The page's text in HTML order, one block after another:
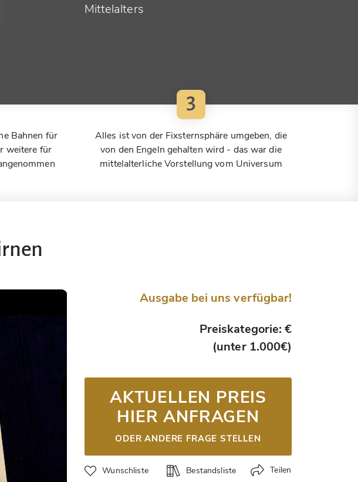
Mittelalters
Bahnen für
weitere für
3
Alles ist von der Fixsternsphäre umgeben, die
von den Engeln gehalten wird - das war die
mittelalterliche Vorstellung vom Universum
Ausgabe bei uns verfügbar!
Preiskategorie: €
(unter 1.000€)
AKTUELLEN PREIS
HIER ANFRAGEN
ODER ANDERE FRAGE STELLEN
Wunschliste Bestandsliste Teilen